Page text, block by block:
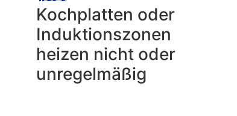
Kochplatten oder
Induktionszonen
heizen nicht oder
unregelmäßig